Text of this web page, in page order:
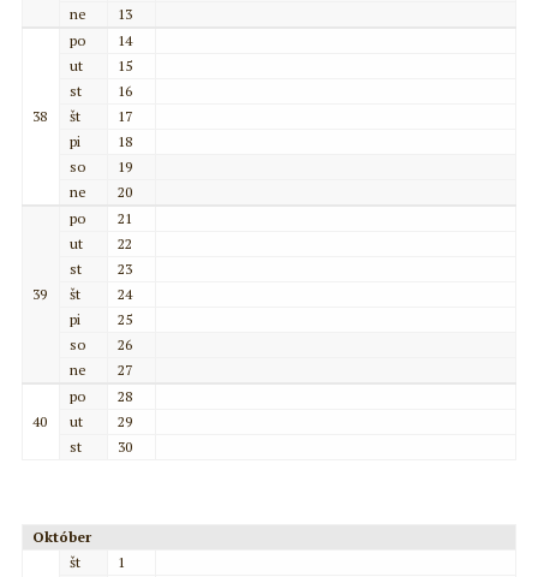
ne
13
38
po
14
ut
15
st
16
št
17
pi
18
so
19
ne
20
39
po
21
ut
22
st
23
št
24
pi
25
so
26
ne
27
40
po
28
ut
29
st
30
Október
št
1